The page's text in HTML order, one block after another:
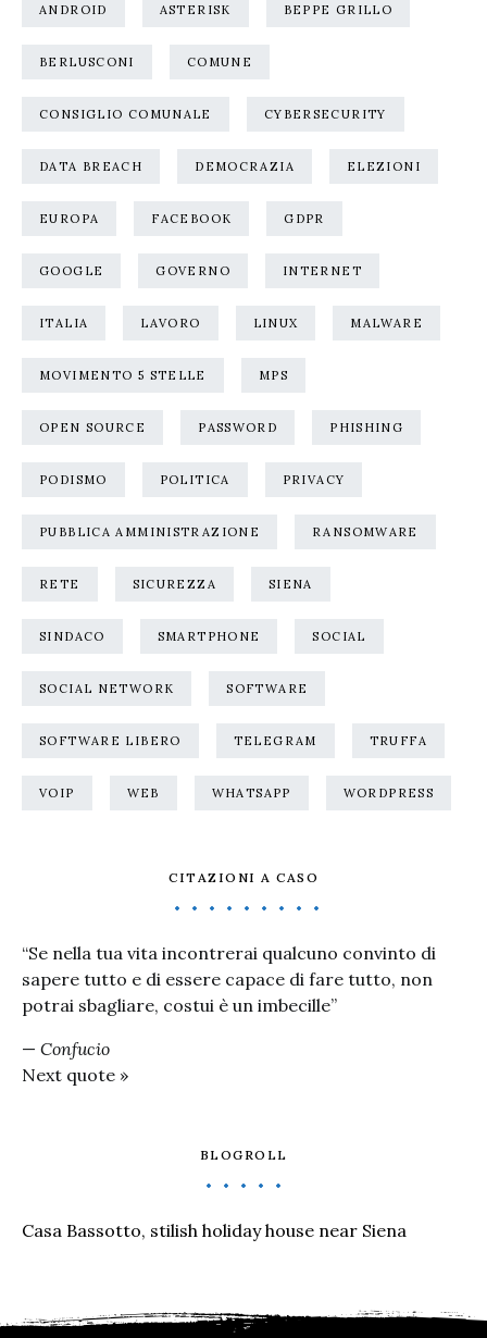
ANDROID ASTERISK BEPPE GRILLO
BERLUSCONI COMUNE
CONSIGLIO COMUNALE CYBERSECURITY
DATA BREACH DEMOCRAZIA ELEZIONI
EUROPA FACEBOOK GDPR
GOOGLE GOVERNO INTERNET
ITALIA LAVORO LINUX MALWARE
MOVIMENTO 5 STELLE MPS
OPEN SOURCE PASSWORD PHISHING
PODISMO POLITICA PRIVACY
PUBBLICA AMMINISTRAZIONE RANSOMWARE
RETE SICUREZZA SIENA
SINDACO SMARTPHONE SOCIAL
SOCIAL NETWORK SOFTWARE
SOFTWARE LIBERO TELEGRAM TRUFFA
VOIP WEB WHATSAPP WORDPRESS
CITAZIONI A CASO
“Se nella tua vita incontrerai qualcuno convinto di
sapere tutto e di essere capace di fare tutto, non
potrai sbagliare, costui è un imbecille”
— Confucio
Next quote »
BLOGROLL
Casa Bassotto, stilish holiday house near Siena